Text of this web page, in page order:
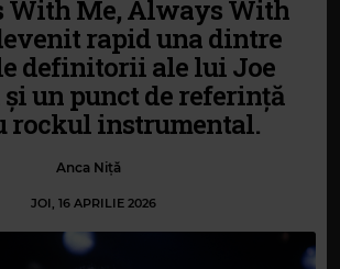
With Me, Always With
rapid una dintre
definitorii ale lui Joe
un punct de referință
rockul instrumental.
Anca Niță
JOI, 16 APRILIE 2026